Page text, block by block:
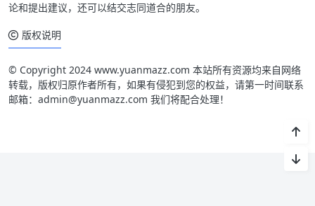
论和提出建议，还可以结交志同道合的朋友。
版权说明
© Copyright 2024 www.yuanmazz.com 本站所有资源均来自网络
转载，版权归原作者所有，如果有侵犯到您的权益，请第一时间联系
邮箱：admin@yuanmazz.com 我们将配合处理！